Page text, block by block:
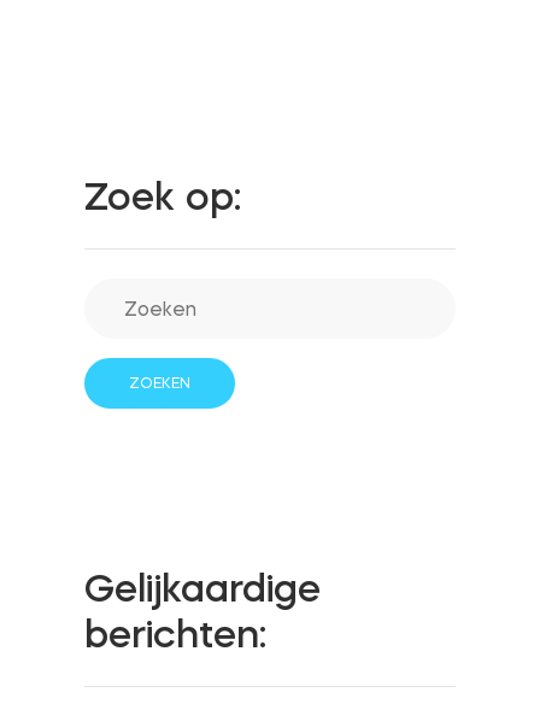
Tedee Bridge
Adapters
Zoek op:
Gelijkaardige
berichten: